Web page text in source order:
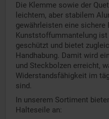
Die Klemme sowie der
leichtem, aber stabilem
gewährleisten eine sichere
Kunststoffummantelung
geschützt und bietet
Handhabung. Damit wird
und Steckbolzen erreicht,
Widerstandsfähigkeit im
sind.
In unserem Sortiment
Halteseile an: